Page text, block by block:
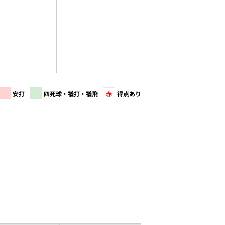
安打 四死球・犠打・犠飛 赤 得点あり